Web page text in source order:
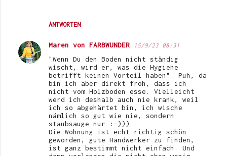
ANTWORTEN
Maren von FARBWUNDER 15/9/23 08:31
"Wenn Du den Boden nicht ständig
wischt, wird er, was die Hygiene
betrifft keinen Vorteil haben". Puh, da
bin ich aber direkt froh, dass ich
nicht vom Holzboden esse. Vielleicht
werd ich deshalb auch nie krank, weil
ich so abgehärtet bin, ich wische
nämlich so gut wie nie, sondern
staubsauge nur :-)))
Die Wohnung ist echt richtig schön
geworden, gute Handwerker zu finden,
ist ganz bestimmt nicht einfach. Und